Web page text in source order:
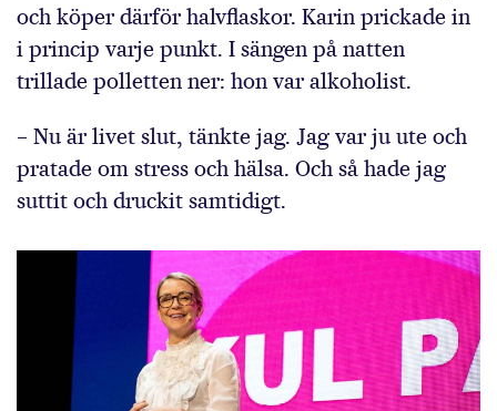
och köper därför halvflaskor. Karin prickade in
i princip varje punkt. I sängen på natten
trillade polletten ner: hon var alkoholist.
– Nu är livet slut, tänkte jag. Jag var ju ute och
pratade om stress och hälsa. Och så hade jag
suttit och druckit samtidigt.